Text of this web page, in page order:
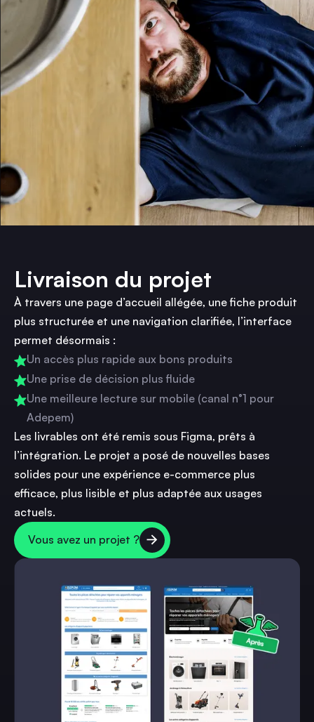
Livraison du projet
À travers une page d’accueil allégée, une fiche produit
plus structurée et une navigation clarifiée, l’interface
permet désormais :
Un accès plus rapide aux bons produits
Une prise de décision plus fluide
Une meilleure lecture sur mobile (canal n°1 pour
Adepem)
Les livrables ont été remis sous Figma, prêts à
l’intégration. Le projet a posé de nouvelles bases
solides pour une expérience e-commerce plus
efficace, plus lisible et plus adaptée aux usages
actuels.
Vous avez un projet ?